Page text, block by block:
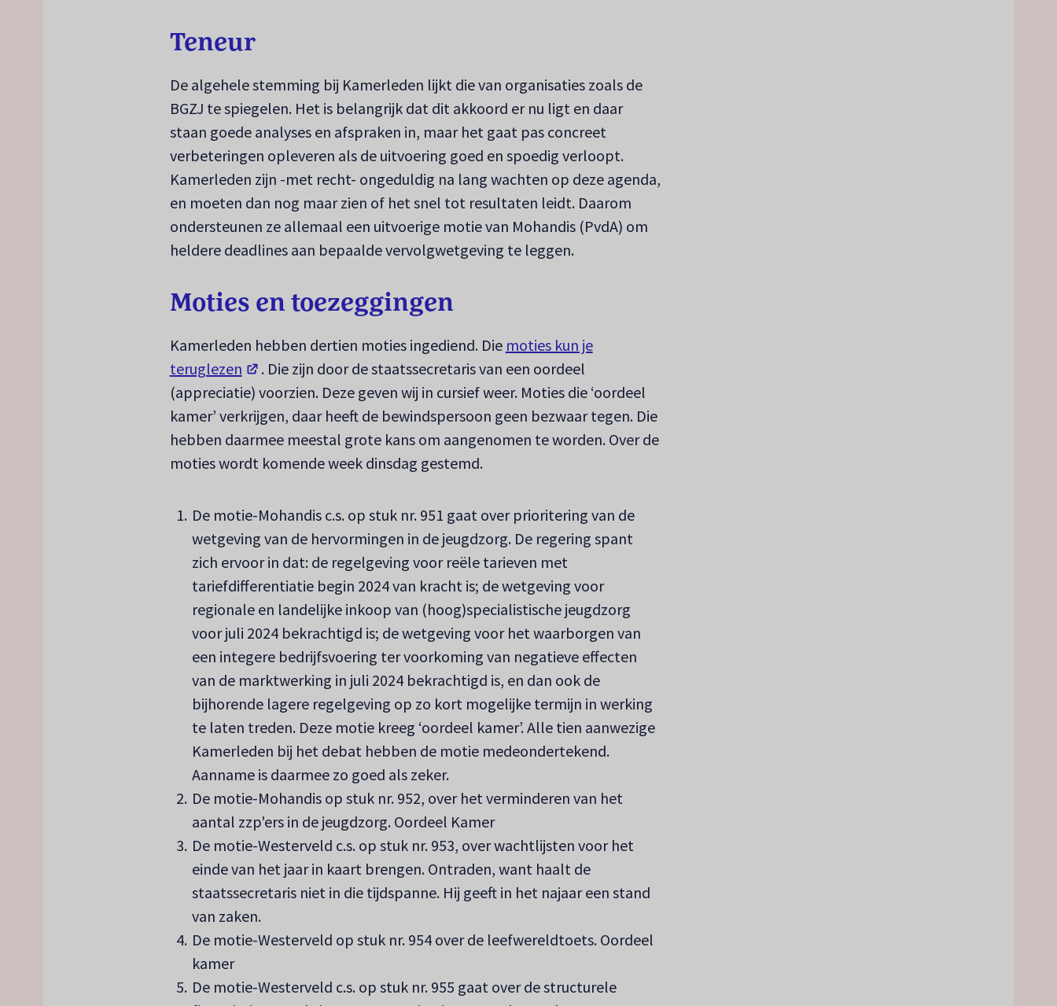
Teneur
De algehele stemming bij Kamerleden lijkt die van organisaties zoals de
BGZJ te spiegelen. Het is belangrijk dat dit akkoord er nu ligt en daar
staan goede analyses en afspraken in, maar het gaat pas concreet
verbeteringen opleveren als de uitvoering goed en spoedig verloopt.
Kamerleden zijn -met recht- ongeduldig na lang wachten op deze agenda,
en moeten dan nog maar zien of het snel tot resultaten leidt. Daarom
ondersteunen ze allemaal een uitvoerige motie van Mohandis (PvdA) om
heldere deadlines aan bepaalde vervolgwetgeving te leggen.
Moties en toezeggingen
Kamerleden hebben dertien moties ingediend. Die moties kun je
teruglezen(opent in een nieuw tabblad)
. Die zijn door de staatssecretaris van een oordeel
(appreciatie) voorzien. Deze geven wij in cursief weer. Moties die ‘oordeel
kamer’ verkrijgen, daar heeft de bewindspersoon geen bezwaar tegen. Die
hebben daarmee meestal grote kans om aangenomen te worden. Over de
moties wordt komende week dinsdag gestemd.
De motie-Mohandis c.s. op stuk nr. 951 gaat over prioritering van de
wetgeving van de hervormingen in de jeugdzorg. De regering spant
zich ervoor in dat: de regelgeving voor reële tarieven met
tariefdifferentiatie begin 2024 van kracht is; de wetgeving voor
regionale en landelijke inkoop van (hoog)specialistische jeugdzorg
voor juli 2024 bekrachtigd is; de wetgeving voor het waarborgen van
een integere bedrijfsvoering ter voorkoming van negatieve effecten
van de marktwerking in juli 2024 bekrachtigd is, en dan ook de
bijhorende lagere regelgeving op zo kort mogelijke termijn in werking
te laten treden. Deze motie kreeg ‘oordeel kamer’. Alle tien aanwezige
Kamerleden bij het debat hebben de motie medeondertekend.
Aanname is daarmee zo goed als zeker.
De motie-Mohandis op stuk nr. 952, over het verminderen van het
aantal zzp'ers in de jeugdzorg. Oordeel Kamer
De motie-Westerveld c.s. op stuk nr. 953, over wachtlijsten voor het
einde van het jaar in kaart brengen. Ontraden, want haalt de
staatssecretaris niet in die tijdspanne. Hij geeft in het najaar een stand
van zaken.
De motie-Westerveld op stuk nr. 954 over de leefwereldtoets. Oordeel
kamer
De motie-Westerveld c.s. op stuk nr. 955 gaat over de structurele